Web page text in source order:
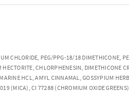
CHLORIDE, PEG/PPG-18/18 DIMETHICONE,
CHLORPHENESIN, DIMETHICONE
HCL, AMYL CINNAMAL, GOSSYPIUM
(MICA), CI 77288 (CHROMIUM OXIDE